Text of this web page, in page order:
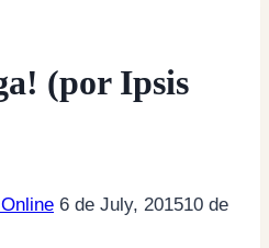
(por Ipsis
6 de July, 201510 de